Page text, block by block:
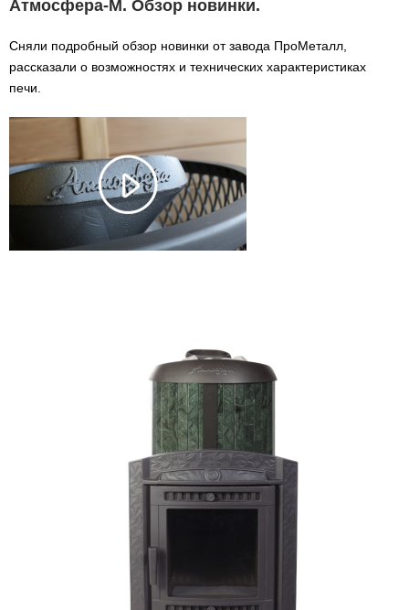
Атмосфера-М. Обзор новинки.
Сняли подробный обзор новинки от завода ПроМеталл,
рассказали о возможностях и технических характеристиках
печи.